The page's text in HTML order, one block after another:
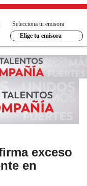
Selecciona tu emisora
Elige tu emisora
exceso
en